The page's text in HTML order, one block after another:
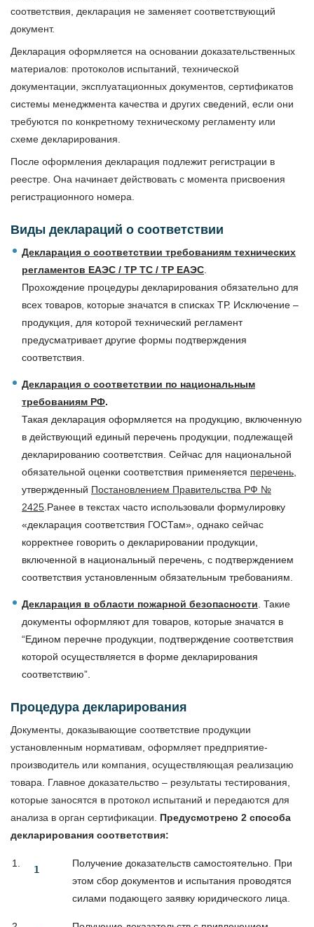
соответствия, декларация не заменяет соответствующий
документ.
Декларация оформляется на основании доказательственных
материалов: протоколов испытаний, технической
документации, эксплуатационных документов, сертификатов
системы менеджмента качества и других сведений, если они
требуются по конкретному техническому регламенту или
схеме декларирования.
После оформления декларация подлежит регистрации в
реестре. Она начинает действовать с момента присвоения
регистрационного номера.
Виды деклараций о соответствии
Декларация о соответствии требованиям технических
регламентов ЕАЭС / ТР ТС / ТР ЕАЭС
Прохождение процедуры декларирования обязательно для
всех товаров, которые значатся в списках ТР. Исключение –
продукция, для которой технический регламент
предусматривает другие формы подтверждения
соответствия.
Декларация о соответствии по национальным
требованиям РФ.
Такая декларация оформляется на продукцию, включенную
в действующий единый перечень продукции, подлежащей
декларированию соответствия. Сейчас для национальной
обязательной оценки соответствия применяется перечень
утвержденный Постановлением Правительства РФ №
2425 .Ранее в текстах часто использовали формулировку
«декларация соответствия ГОСТам», однако сейчас
корректнее говорить о декларировании продукции,
включенной в национальный перечень, с подтверждением
соответствия установленным обязательным требованиям.
Декларация в области пожарной безопасности . Такие
документы оформляют для товаров, которые значатся в
“Едином перечне продукции, подтверждение соответствия
которой осуществляется в форме декларирования
соответствию”.
Процедура декларирования
Документы, доказывающие соответствие продукции
установленным нормативам, оформляет предприятие-
производитель или компания, осуществляющая реализацию
товара. Главное доказательство – результаты тестирования,
которые заносятся в протокол испытаний и передаются для
анализа в орган сертификации. Предусмотрено 2 способа
декларирования соответствия:
Получение доказательств самостоятельно. При
этом сбор документов и испытания проводятся
силами подающего заявку юридического лица.